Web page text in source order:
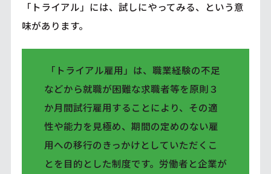
「トライアル」には、試しにやってみる、という意
味があります。
「トライアル雇用」は、職業経験の不足
などから就職が困難な求職者等を原則３
か月間試行雇用することにより、その適
性や能力を見極め、期間の定めのない雇
用への移行のきっかけとしていただくこ
とを目的とした制度です。労働者と企業が